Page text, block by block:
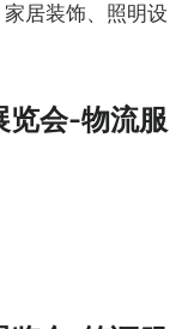
居装饰、照明设
览会-物流服